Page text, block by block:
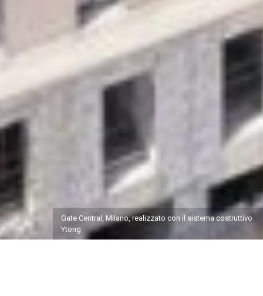
Gate Central, Milano, realizzato con il sistema costruttivo
Ytong